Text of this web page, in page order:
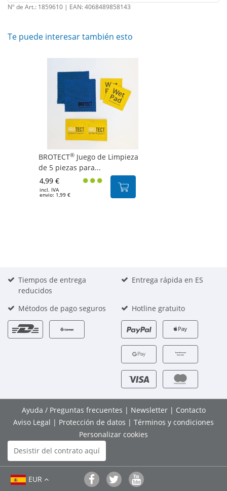
Nº de Art.: 1859610 | EAN:4068489858143
Te puede interesar también esto
BROTECT® Juego de Limpieza
de 5 piezas para...
4,99 €
incl. IVA
envio: 1,99 €
Tiempos de entrega
reducidos
Entrega rápida en ES
Métodos de pago seguros Hotline gratuito
Ayuda / Preguntas frecuentes | Newsletter | Contacto
Aviso Legal | Protección de datos | Términos y condiciones
Personalizar cookies
Desistir del contrato aquí
EUR